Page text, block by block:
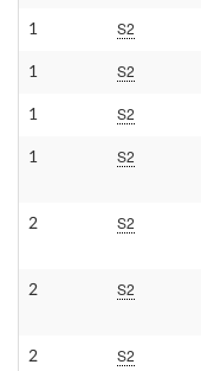
1 S2
1 S2
1 S2
1 S2
2 S2
2 S2
2 S2